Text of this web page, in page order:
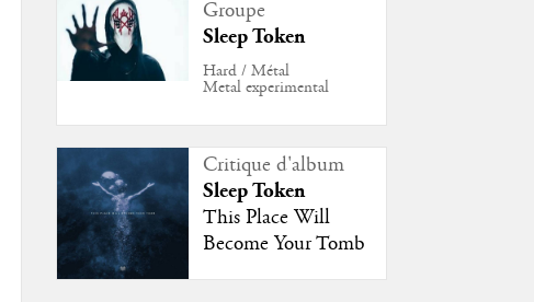
Groupe
Sleep Token
Hard / Métal
Metal experimental
Critique d'album
Sleep Token
This Place Will
Become Your Tomb